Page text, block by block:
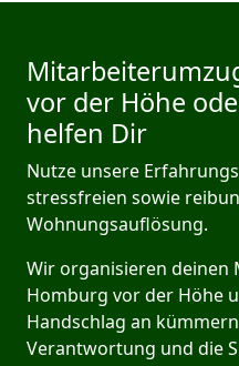
vor der Höhe
helfen Dir
Nutze unsere
stressfreien sowie
Wohnungsauflösung.
Wir organisieren deinen
Homburg vor der Höhe
Handschlag an
Verantwortung und die